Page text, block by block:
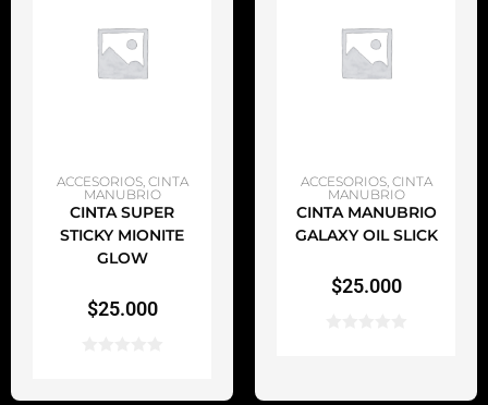
AÑADIR AL CARRITO
ACCESORIOS, CINTA
MANUBRIO
CINTA SUPER
STICKY MIONITE
GLOW
$25.000
AÑADIR AL CARRITO
ACCESORIOS, CINTA
MANUBRIO
CINTA MANUBRIO
GALAXY OIL SLICK
$25.000